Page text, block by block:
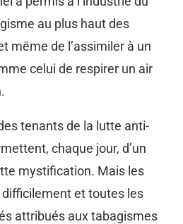
au plus haut des
même de l’assimiler à un
celui de respirer un air
tenants de la lutte anti-
chaque jour, d’un
mystification. Mais les
et toutes les
attribués aux tabagismes